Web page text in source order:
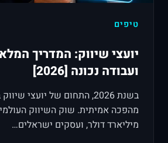
טיפים
יועצי שיווק: המדריך
ועבודה נכונה [2026]
בשנת 2026, התחום של יועצי
מיליארד דולר, ועסקים ישראלים…